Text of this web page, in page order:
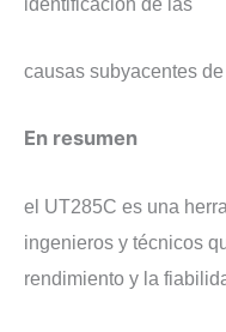
causas subyacentes
En resumen
el UT285C es una
ingenieros y técnicos
rendimiento y la